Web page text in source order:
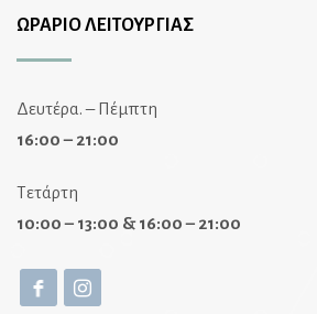
ΩΡΑΡΙΟ ΛΕΙΤΟΥΡΓΙΑΣ
Δευτέρα. – Πέμπτη
16:00 – 21:00
Τετάρτη
10:00 – 13:00 & 16:00 – 21:00